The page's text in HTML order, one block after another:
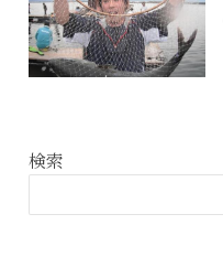
検索